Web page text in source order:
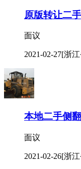
原版转让二
面议
2021-02-27[浙
本地二手侧
面议
2021-02-26[浙